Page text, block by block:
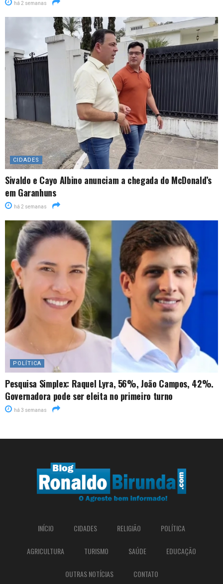
há 2 semanas
CIDADES
Sivaldo e Cayo Albino anunciam a chegada do McDonald’s
em Garanhuns
há 2 semanas
POLÍTICA
Pesquisa Simplex: Raquel Lyra, 56%, João Campos, 42%.
Governadora pode ser eleita no primeiro turno
há 3 semanas
INÍCIO CIDADES RELIGIÃO POLÍTICA
AGRICULTURA TURISMO SAÚDE EDUCAÇÃO
OUTRAS NOTÍCIAS CONTATO